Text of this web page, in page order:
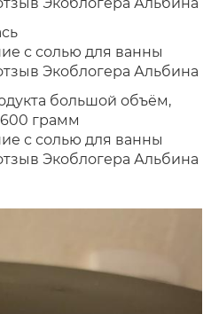
большой объём,
600 грамм